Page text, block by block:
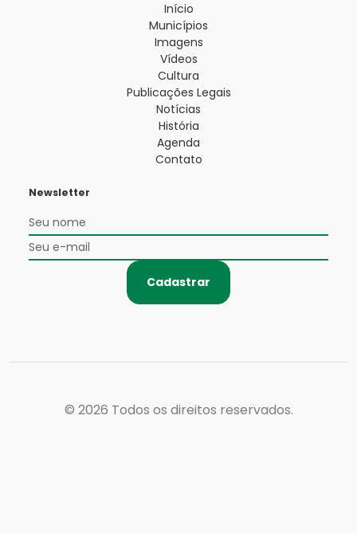
Início
Municípios
Imagens
Vídeos
Cultura
Publicações Legais
Notícias
História
Agenda
Contato
Newsletter
Cadastrar
© 2026 Todos os direitos reservados.